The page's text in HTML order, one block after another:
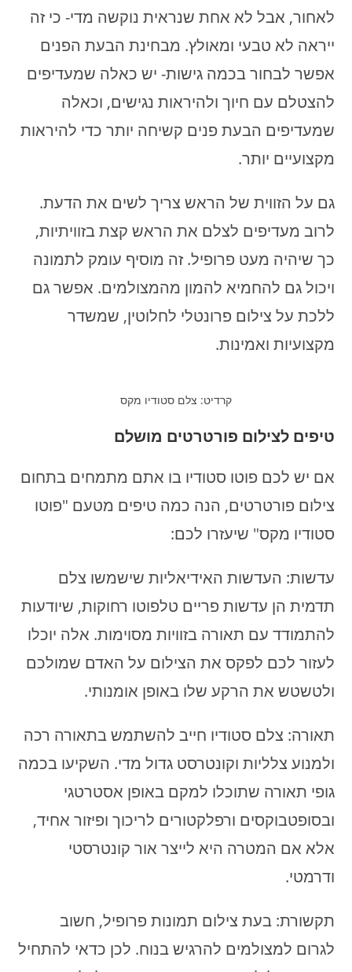
לאחור, אבל לא אחת שנראית נוקשה מדי- כי זה
ייראה לא טבעי ומאולץ. מבחינת הבעת הפנים
אפשר לבחור בכמה גישות- יש כאלה שמעדיפים
להצטלם עם חיוך ולהיראות נגישים, וכאלה
שמעדיפים הבעת פנים קשיחה יותר כדי להיראות
מקצועיים יותר.
גם על הזווית של הראש צריך לשים את הדעת.
לרוב מעדיפים לצלם את הראש קצת בזוויתיות,
כך שיהיה מעט פרופיל. זה מוסיף עומק לתמונה
ויכול גם להחמיא להמון מהמצולמים. אפשר גם
ללכת על צילום פרונטלי לחלוטין, שמשדר
מקצועיות ואמינות.
קרדיט: צלם סטודיו מקס
טיפים לצילום פורטרטים מושלם
אם יש לכם פוטו סטודיו בו אתם מתמחים בתחום
צילום פורטרטים, הנה כמה טיפים מטעם "פוטו
סטודיו מקס" שיעזרו לכם:
עדשות: העדשות האידיאליות שישמשו צלם
תדמית הן עדשות פריים טלפוטו רחוקות, שיודעות
להתמודד עם תאורה בזוויות מסוימות. אלה יוכלו
לעזור לכם לפקס את הצילום על האדם שמולכם
ולטשטש את הרקע שלו באופן אומנותי.
תאורה: צלם סטודיו חייב להשתמש בתאורה רכה
ולמנוע צלליות וקונטרסט גדול מדי. השקיעו בכמה
גופי תאורה שתוכלו למקם באופן אסטרטגי
ובסופטבוקסים ורפלקטורים לריכוך ופיזור אחיד,
אלא אם המטרה היא לייצר אור קונטרסטי
ודרמטי.
תקשורת: בעת צילום תמונות פרופיל, חשוב
לגרום למצולמים להרגיש בנוח. לכן כדאי להתחיל